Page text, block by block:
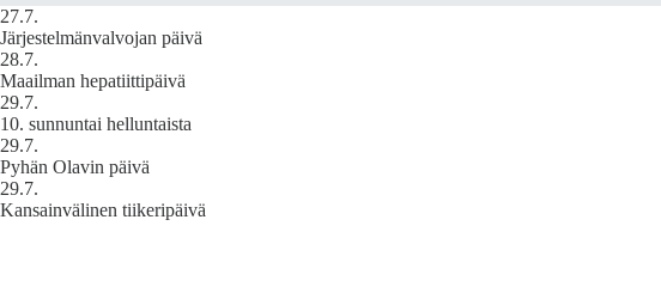
27.7.
Järjestelmänvalvojan päivä
28.7.
Maailman hepatiittipäivä
29.7.
10. sunnuntai helluntaista
29.7.
Pyhän Olavin päivä
29.7.
Kansainvälinen tiikeripäivä